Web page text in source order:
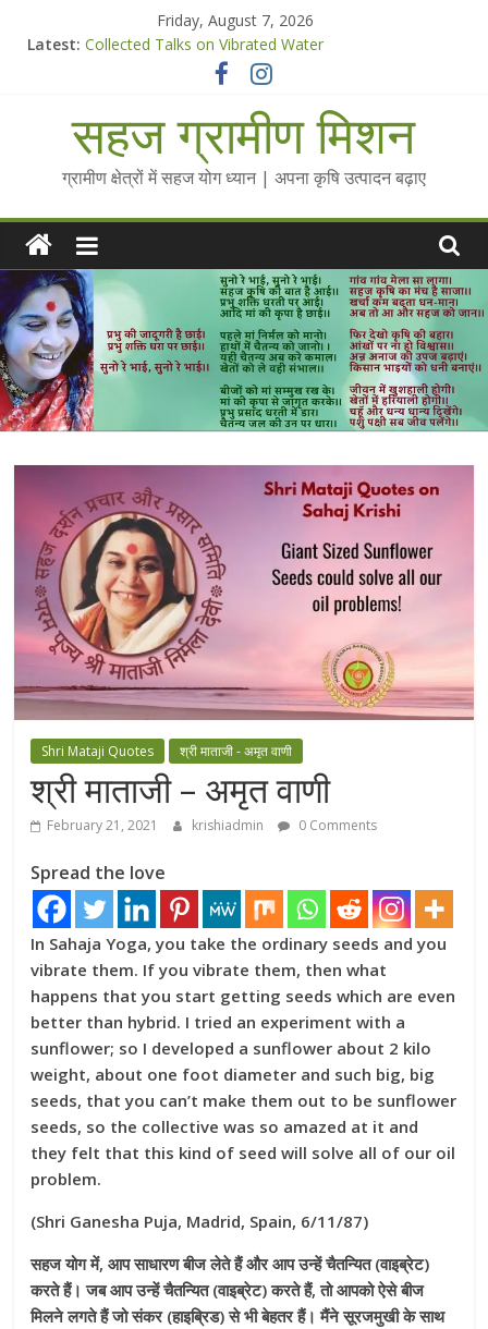
Friday, August 7, 2026
Latest: Collected Talks on Vibrated Water
सहज कृषि प्रचार-प्रसार किट
Standee Designs @ 2025 for Sahaj Krishi Promotions
Chalo Gaon Ki Or Abhiyaan - 2025-26
सहज ग्रामीण मिशन
ग्रामीण क्षेत्रों में सहज योग ध्यान | अपना कृषि उत्पादन बढ़ाए
Shri Mataji Quotes श्री माताजी - अमृत वाणी
श्री माताजी – अमृत वाणी
February 21, 2021 krishiadmin 0 Comments
Spread the love
In Sahaja Yoga, you take the ordinary seeds and you
vibrate them. If you vibrate them, then what
happens that you start getting seeds which are even
better than hybrid. I tried an experiment with a
sunflower; so I developed a sunflower about 2 kilo
weight, about one foot diameter and such big, big
seeds, that you can’t make them out to be sunflower
seeds, so the collective was so amazed at it and
they felt that this kind of seed will solve all of our oil
problem.
(Shri Ganesha Puja, Madrid, Spain, 6/11/87)
सहज योग में, आप साधारण बीज लेते हैं और आप उन्हें चैतन्यित (वाइब्रेट)
करते हैं। जब आप उन्हें चैतन्यित (वाइब्रेट) करते हैं, तो आपको ऐसे बीज
मिलने लगते हैं जो संकर (हाइब्रिड) से भी बेहतर हैं। मैंने सूरजमुखी के साथ